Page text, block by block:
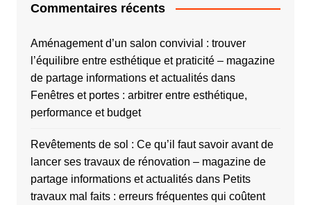
Commentaires récents
Aménagement d’un salon convivial : trouver
l’équilibre entre esthétique et praticité – magazine
de partage informations et actualitésdans
Fenêtres et portes : arbitrer entre esthétique,
performance et budget
Revêtements de sol : Ce qu’il faut savoir avant de
lancer ses travaux de rénovation – magazine de
partage informations et actualitésdans Petits
travaux mal faits : erreurs fréquentes qui coûtent